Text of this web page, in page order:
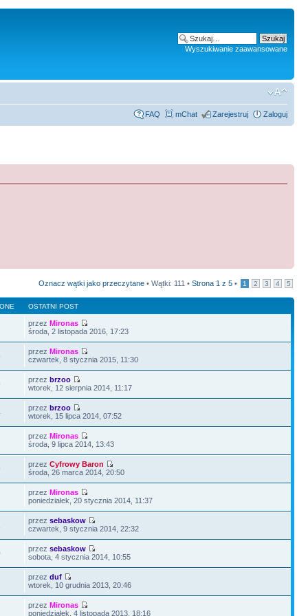
Wyszukiwanie zaawansowane
FAQ mChat Zarejestruj Zaloguj
Oznacz wątki jako przeczytane • Wątki: 111 • Strona 1 z 5 • 1 2 3 4 5
OSTATNI POST
przezMironas
środa, 2 listopada 2016, 17:23
przezMironas
czwartek, 8 stycznia 2015, 11:30
przezbrzoo
wtorek, 12 sierpnia 2014, 11:17
przezbrzoo
wtorek, 15 lipca 2014, 07:52
przezMironas
środa, 9 lipca 2014, 13:43
przezCyfrowy Baron
środa, 26 marca 2014, 20:50
przezMironas
poniedziałek, 20 stycznia 2014, 11:37
przezsebaskow
czwartek, 9 stycznia 2014, 22:32
przezsebaskow
sobota, 4 stycznia 2014, 10:55
przezduf
wtorek, 10 grudnia 2013, 20:46
przezMironas
poniedziałek, 4 listopada 2013, 18:16